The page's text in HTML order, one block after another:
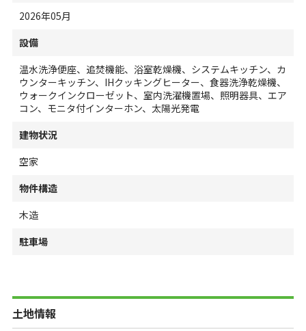
2026年05月
設備
温水洗浄便座、追焚機能、浴室乾燥機、システムキッチン、カ
ウンターキッチン、IHクッキングヒーター、食器洗浄乾燥機、
ウォークインクローゼット、室内洗濯機置場、照明器具、エア
コン、モニタ付インターホン、太陽光発電
建物状況
空家
物件構造
木造
駐車場
土地情報